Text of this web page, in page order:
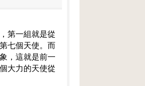
第一組就是從
七個天使。而
，這就是前一
大力的天使從